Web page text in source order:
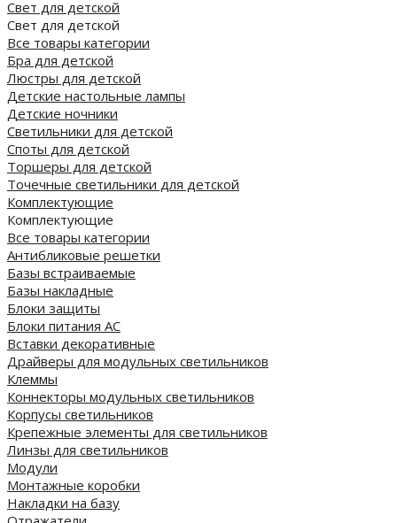
Свет для детской
Свет для детской
Все товары категории
Бра для детской
Люстры для детской
Детские настольные лампы
Детские ночники
Светильники для детской
Споты для детской
Торшеры для детской
Точечные светильники для детской
Комплектующие
Комплектующие
Все товары категории
Антибликовые решетки
Базы встраиваемые
Базы накладные
Блоки защиты
Блоки питания AC
Вставки декоративные
Драйверы для модульных светильников
Клеммы
Коннекторы модульных светильников
Корпусы светильников
Крепежные элементы для светильников
Линзы для светильников
Модули
Монтажные коробки
Накладки на базу